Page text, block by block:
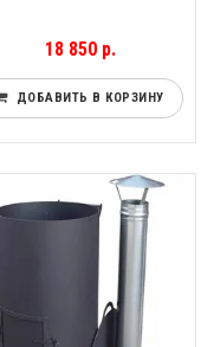
18 850 р.
ДОБАВИТЬ В КОРЗИНУ